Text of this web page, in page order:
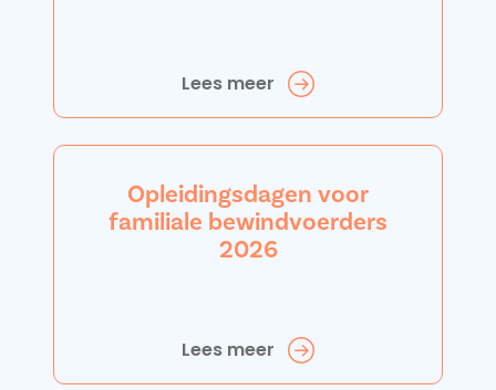
Lees meer
Opleidingsdagen voor
familiale bewindvoerders
2026
Lees meer